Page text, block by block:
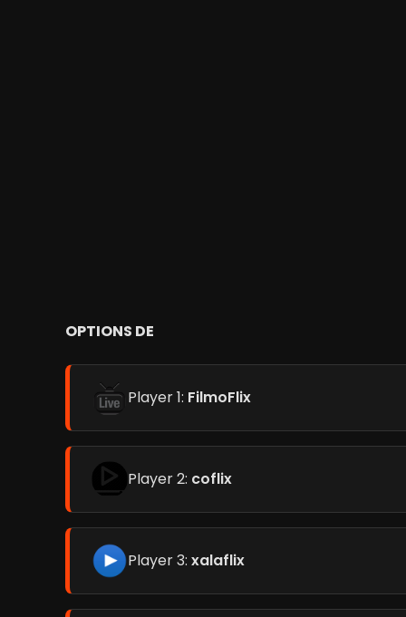
OPTIONS DE
Player 1: FilmoFlix
Player 2: coflix
Player 3: xalaflix